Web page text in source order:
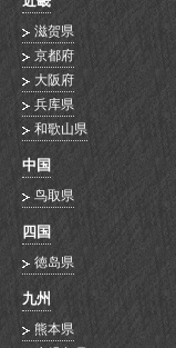
滋贺県
京都府
大阪府
兵库県
和歌山県
中国
鸟取県
四国
徳岛県
九州
熊本県